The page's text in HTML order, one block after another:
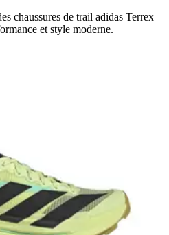
chaussures de trail adidas Terrex
et style moderne.